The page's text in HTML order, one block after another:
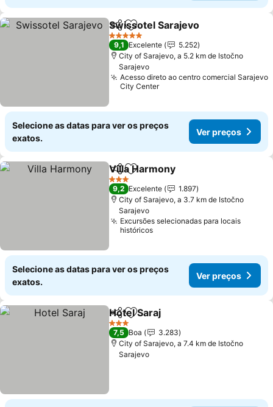
PartilharAdicionar aos favoritos
Swissotel Sarajevo
5 Estrelas
9,1 Excelente
5.252
City of Sarajevo, a 5.2 km de Istočno
Sarajevo
Acesso direto ao centro comercial Sarajevo
City Center
Selecione as datas para ver os preços
exatos.
Ver preços
PartilharAdicionar aos favoritos
Villa Harmony
3 Estrelas
9,2 Excelente
1.897
City of Sarajevo, a 3.7 km de Istočno
Sarajevo
Excursões selecionadas para locais
históricos
Selecione as datas para ver os preços
exatos.
Ver preços
PartilharAdicionar aos favoritos
Hotel Saraj
3 Estrelas
7,5 Boa
3.283
City of Sarajevo, a 7.4 km de Istočno
Sarajevo